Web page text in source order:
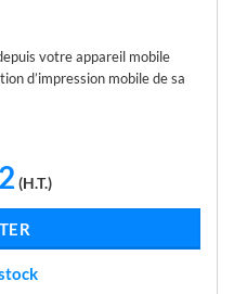
votre appareil mobile
d’impression mobile de sa
prix
actuel
est :
€487,52.
(H.T.)
PANIER